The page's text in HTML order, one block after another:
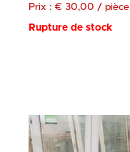
Prix : € 30,00 / pièce
Rupture de stock